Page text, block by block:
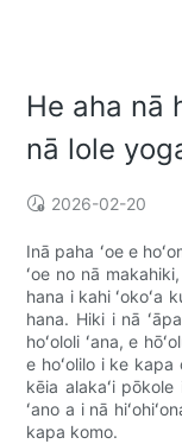
He aha nā
nā lole
2026-02-20
Inā paha ʻoe e
ʻoe no nā
hana i kahi ʻokoʻa
hana. Hiki i nā
hoʻololi ʻana, e
e hoʻolilo i ke
kēia alakaʻi
ʻano a i nā
kapa komo.